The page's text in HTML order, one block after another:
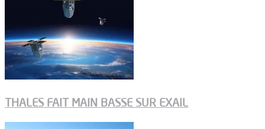
THALES FAIT MAIN BASSE SUR EXAIL